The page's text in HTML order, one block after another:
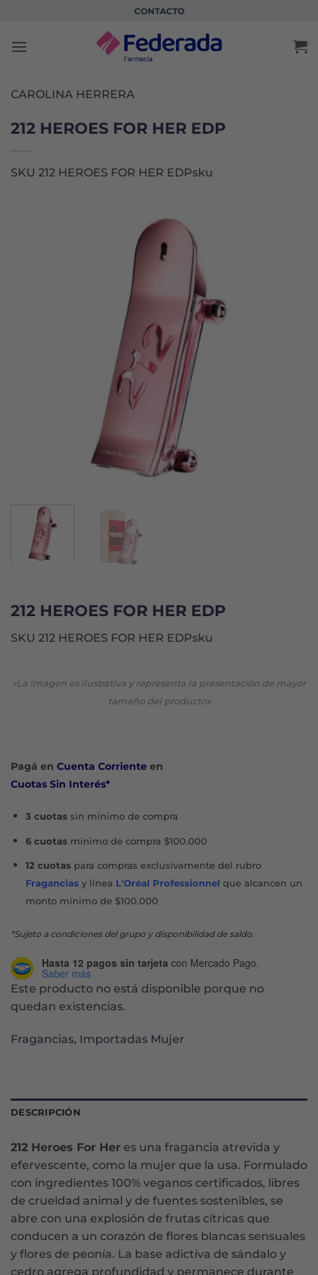
contenido
CONTACTO
CAROLINA HERRERA
212 HEROES FOR HER EDP
SKU 212 HEROES FOR HER EDPsku
212 HEROES FOR HER EDP
SKU 212 HEROES FOR HER EDPsku
«La imagen es ilustrativa y representa la presentación de mayor
tamaño del producto»
Pagá en Cuenta Corriente en
Cuotas Sin Interés*
3 cuotassin mínimo de compra
6 cuotasmínimo de compra $100.000
12 cuotaspara compras exclusivamente del rubro
Fraganciasy línea L'Oréal Professionnel que alcancen un
monto mínimo de $100.000
*Sujeto a condiciones del grupo y disponibilidad de saldo.
Hasta 12 pagos sin tarjeta con Mercado Pago.
Saber más
Este producto no está disponible porque no
quedan existencias.
Fragancias, Importadas Mujer
DESCRIPCIÓN
212 Heroes For Her es una fragancia atrevida y
efervescente, como la mujer que la usa. Formulado
con ingredientes 100% veganos certificados, libres
de crueldad animal y de fuentes sostenibles, se
abre con una explosión de frutas cítricas que
conducen a un corazón de flores blancas sensuales
y flores de peonía. La base adictiva de sándalo y
cedro agrega profundidad y permanece durante